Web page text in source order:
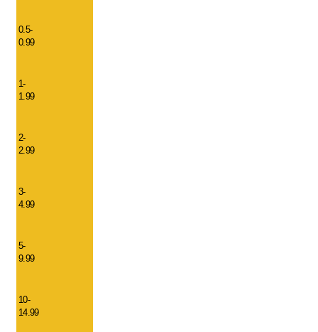
0.5-
0.99
1-
1.99
2-
2.99
3-
4.99
5-
9.99
10-
14.99